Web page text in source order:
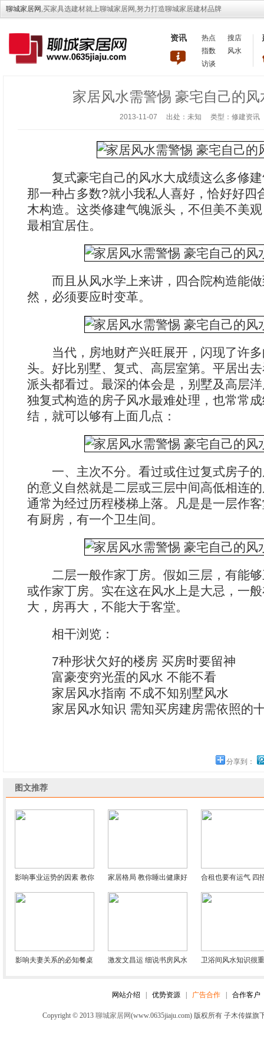
聊城家居网,买家具选建材就上聊城家居网,努力打造聊城家居建材品牌
资讯 热点
搜店
指数
风水
访谈
家居风水需警惕 豪宅自己的风
2013-11-07 出处：未知 类型：修建资
复式豪宅自己的风水大成绩这么多修建
那一种占多数?就小我私人喜好，恰好好四
木构造。这类修建气魄派头，不但美不美
最相宜居住。
而且从风水学上来讲，四合院构造能做
然，必须要应时变革。
当代，房地财产兴旺展开，闪现了许多
头。好比别墅、复式、高层室第。平居出
派头都看过。最深的体会是，别墅及高层
独复式构造的房子风水最难处理，也常常
结，就可以够有上面几点：
一、主次不分。看过或住过复式房子的
的意义自然就是二层或三层中间高低相连
通常为经过历程楼梯上落。凡是是一层作
有厨房，有一个卫生间。
二层一般作家丁房。假如三层，有能够
或作家丁房。实在这在风水上是大忌，一
大，房再大，不能大于客堂。
相干浏览：
7种形状欠好的楼房 买房时要留神
富豪变穷光蛋的风水 不能不看
家居风水指南 不成不知别墅风水
家居风水知识 需知买房建房需依照的
分享到：
图文推荐
影响事业运势的因素 教你
通过风水旺事业
家居格局 教你睡出健康好
运的卧室风水
合租也要有运气 四
化解风水禁忌
影响夫妻关系的必知餐桌 激发文昌运 细说书房风水 卫浴间风水知识很
网站介绍 优势资源 广告合作 合作客户
Copyright © 2013聊城家居网(www.0635jiaju.com) 版权所有 子木传媒